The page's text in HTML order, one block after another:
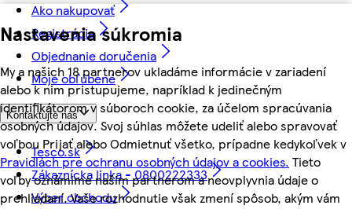
Nastavenia súkromia
My a našich 18 partnerov ukladáme informácie v zariadení
alebo k nim pristupujeme, napríklad k jedinečným
identifikátorom v súboroch cookie, za účelom spracúvania
osobných údajov. Svoj súhlas môžete udeliť alebo spravovať
voľbou Prijať alebo Odmietnuť všetko, prípadne kedykoľvek v
Pravidlách pre ochranu osobných údajov a cookies. Tieto
voľby oznámime našim partnerom a neovplyvnia údaje o
prehliadaní. Vaše rozhodnutie však zmení spôsob, akým vám
Ako nakupovať
Registrácia
Objednanie doručenia
Moje obľúbené
Kontaktujte nás
Tesco.sk
Zákaznícka linka - 0800222333
Výber obchodu